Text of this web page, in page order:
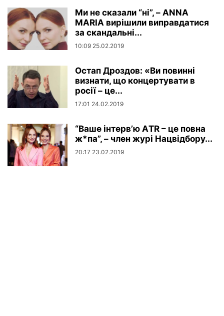
Ми не сказали “ні”, – ANNA
MARIA вирішили виправдатися
за скандальні...
10:09 25.02.2019
Остап Дроздов: «Ви повинні
визнати, що концертувати в
росії – це...
17:01 24.02.2019
“Ваше інтерв’ю АTR – це повна
ж*па”, – член журі Нацвідбору...
20:17 23.02.2019